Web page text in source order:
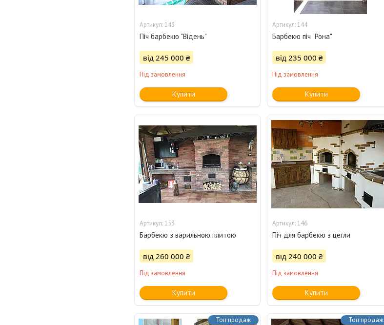
143
Піч барбекю "Відень"
від 245 000 ₴
Під замовлення
Купити
144
Барбекю піч "Рона"
від 235 000 ₴
Під замовлення
Купити
153
Барбекю з варильною плитою
від 260 000 ₴
Під замовлення
Купити
146
Піч для барбекю з цегли
від 240 000 ₴
Під замовлення
Купити
Топ продаж Топ продаж